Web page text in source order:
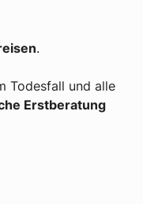
.
Todesfall und alle
Erstberatung